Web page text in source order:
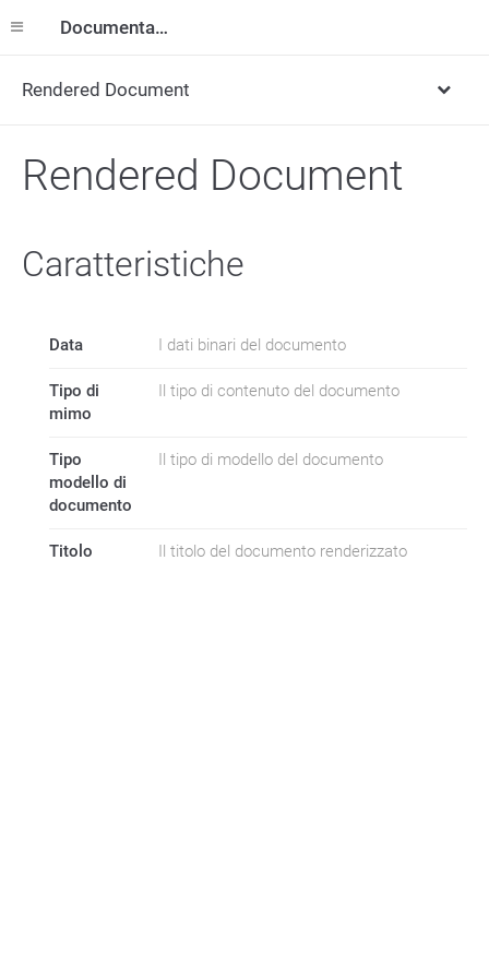
Documentazione
Rendered Document
Rendered Document
Caratteristiche
Data I dati binari del documento
Tipo di
mimo
Il tipo di contenuto del documento
Tipo
modello di
documento
Il tipo di modello del documento
Titolo Il titolo del documento renderizzato